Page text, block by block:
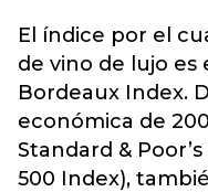
El índice por el
de vino de lujo es
Bordeaux Index.
económica de
Standard &
500 Index),